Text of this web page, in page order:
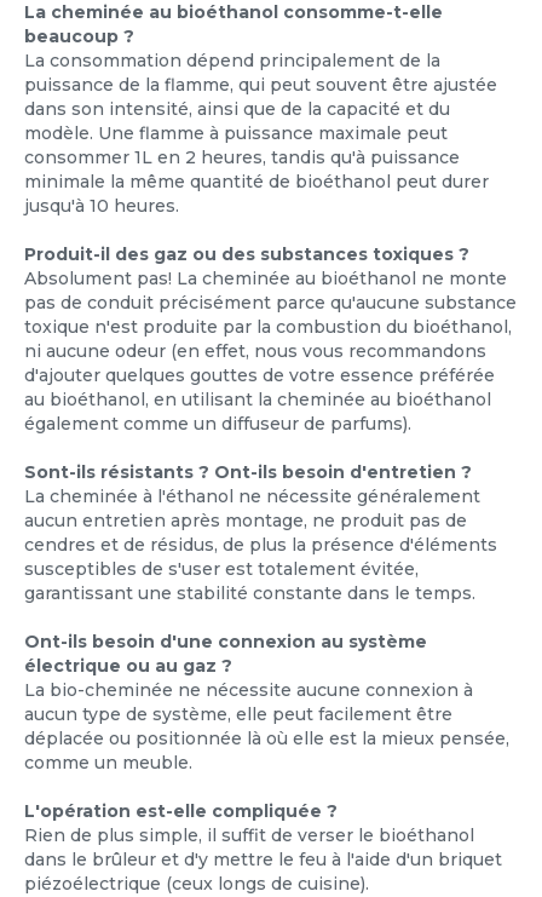
La cheminée au bioéthanol consomme-t-elle
beaucoup ?
La consommation dépend principalement de la
puissance de la flamme, qui peut souvent être ajustée
dans son intensité, ainsi que de la capacité et du
modèle. Une flamme à puissance maximale peut
consommer 1L en 2 heures, tandis qu'à puissance
minimale la même quantité de bioéthanol peut durer
jusqu'à 10 heures.
Produit-il des gaz ou des substances toxiques ?
Absolument pas! La cheminée au bioéthanol ne monte
pas de conduit précisément parce qu'aucune substance
toxique n'est produite par la combustion du bioéthanol,
ni aucune odeur (en effet, nous vous recommandons
d'ajouter quelques gouttes de votre essence préférée
au bioéthanol, en utilisant la cheminée au bioéthanol
également comme un diffuseur de parfums).
Sont-ils résistants ? Ont-ils besoin d'entretien ?
La cheminée à l'éthanol ne nécessite généralement
aucun entretien après montage, ne produit pas de
cendres et de résidus, de plus la présence d'éléments
susceptibles de s'user est totalement évitée,
garantissant une stabilité constante dans le temps.
Ont-ils besoin d'une connexion au système
électrique ou au gaz ?
La bio-cheminée ne nécessite aucune connexion à
aucun type de système, elle peut facilement être
déplacée ou positionnée là où elle est la mieux pensée,
comme un meuble.
L'opération est-elle compliquée ?
Rien de plus simple, il suffit de verser le bioéthanol
dans le brûleur et d'y mettre le feu à l'aide d'un briquet
piézoélectrique (ceux longs de cuisine).